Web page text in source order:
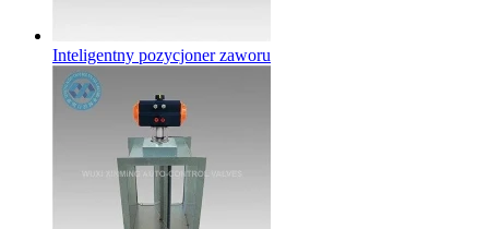
Inteligentny pozycjoner zaworu